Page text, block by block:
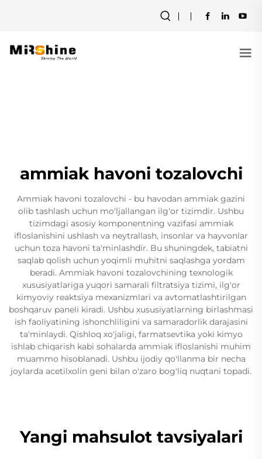
ammiak havoni tozalovchi
Ammiak havoni tozalovchi - bu havodan ammiak gazini
olib tashlash uchun mo'ljallangan ilg'or tizimdir. Ushbu
tizimdagi asosiy komponentning vazifasi ammiak
ifloslanishini ushlash va neytrallash, insonlar va hayvonlar
uchun toza havoni ta'minlashdir. Bu shuningdek, tabiatni
saqlab qolish uchun yoqimli muhitni saqlashga yordam
beradi. Ammiak havoni tozalovchining texnologik
xususiyatlariga yuqori samarali filtratsiya tizimi, ilg'or
kimyoviy reaktsiya mexanizmlari va avtomatlashtirilgan
boshqaruv paneli kiradi. Ushbu xususiyatlarning birlashmasi
ish faoliyatining ishonchliligini va samaradorlik darajasini
ta'minlaydi. Qishloq xo'jaligi, farmatsevtika yoki kimyo
ishlab chiqarish kabi sohalarda ammiak ifloslanishi muhim
muammo hisoblanadi. Ushbu ijodiy qo'llanma bir necha
joylarda acetilxolin geni bilan o'zaro bog'liq nuqtani topadi.
Yangi mahsulot tavsiyalari